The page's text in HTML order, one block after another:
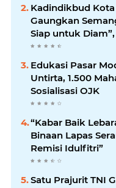
Kadindikbud Kota
Gaungkan
Siap untuk
Layanan Lebih
Edukasi Pasar
Untirta, 1.500
Sosialisasi OJK
“Kabar Baik
Binaan Lapas
Remisi Idulfitri”
Satu Prajurit TNI